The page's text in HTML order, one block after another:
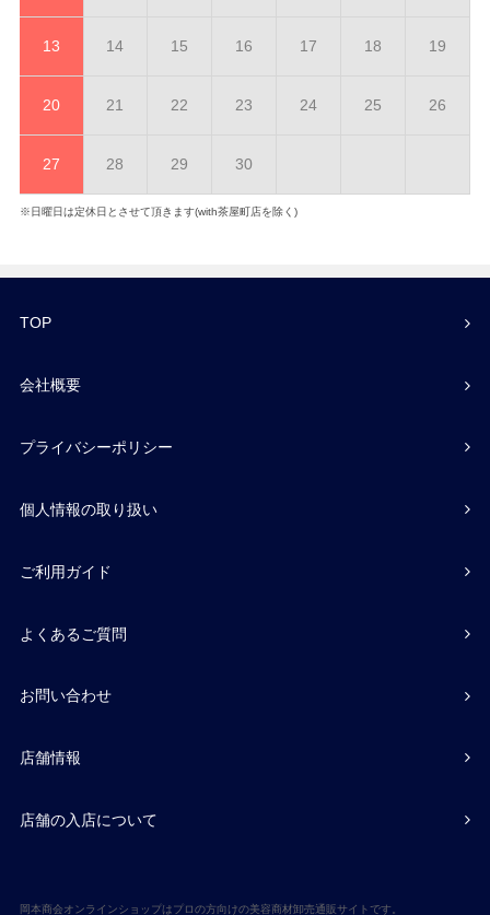
13 14 15 16 17 18 19
20 21 22 23 24 25 26
27 28 29 30
※日曜日は定休日とさせて頂きます(with茶屋町店を除く)
TOP
会社概要
プライバシーポリシー
個人情報の取り扱い
ご利用ガイド
よくあるご質問
お問い合わせ
店舗情報
店舗の入店について
岡本商会オンラインショップはプロの方向けの美容商材卸売通販サイトです。